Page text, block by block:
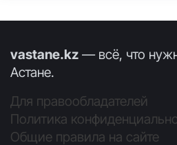
vastane.kz — всё, что
Астане.
Для правообладателей
Политика
Общие правила на сайте